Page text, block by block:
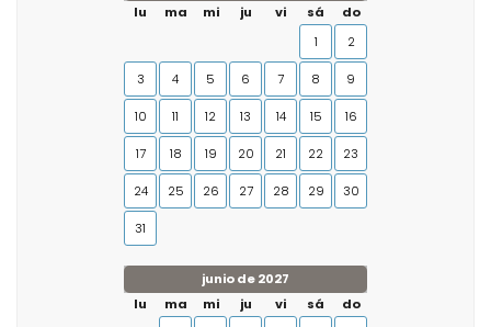
lu
ma mi ju vi sá
do
1
2
3 4 5 6 7 8 9
10 11 12 13 14 15 16
17 18 19 20 21 22 23
24 25 26 27 28 29 30
31
junio de 2027
lu
ma mi ju vi sá
do